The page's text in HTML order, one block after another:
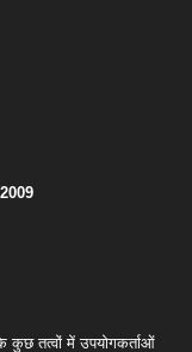
कुछ तत्वों में उपयोगकर्ताओं